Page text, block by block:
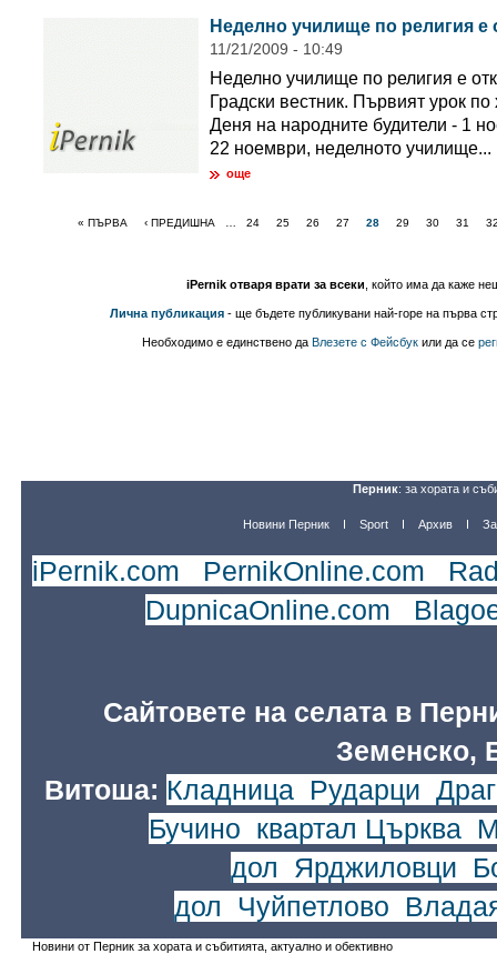
Неделно училище по религия е
11/21/2009 - 10:49
Неделно училище по религия е
Градски вестник. Първият урок
Деня на народните будители - 1
22 ноември, неделното училище...
още
« ПЪРВА ‹ ПРЕДИШНА 24 25 26 27 28 29 30 31
iPernik отваря врати за всеки , който има да каже
Лична публикация - ще бъдете публикувани най-горе на първа
Необходимо е единствено да Влезете с Фейсбукили да се
Перник: за хората и
Новини Перник Sport Архив
iPernik.com PernikOnline.com
DupnicaOnline.com
Сайтовете на селата в
Земенско,
Витоша: Кладница Рударци
Бучино квартал Църква
дол
Ярджиловци
дол
Чуйпетлово
Новини от Перник за хората и събитията, актуално и обективно